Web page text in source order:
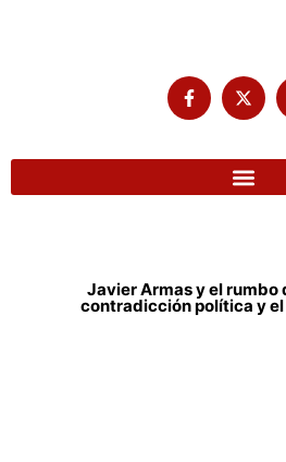
Javier Armas y el rumbo
contradicción política y